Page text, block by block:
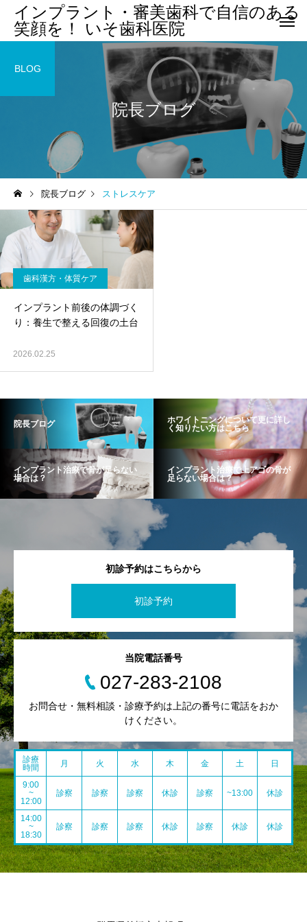
インプラント・審美歯科で自信のある
笑顔を！ いそ歯科医院
院長ブログ
BLOG
院長ブログ ストレスケア
歯科漢方・体質ケア
インプラント前後の体調づく
り：養生で整える回復の土台
2026.02.25
院長ブログ
ホワイトニングについて更に詳し
く知りたい方はこちら
インプラント治療で骨が足らない
場合は？
インプラント治療で上アゴの骨が
足らない場合は？
初診予約はこちらから
初診予約
当院電話番号
027-283-2108
お問合せ・無料相談・診療予約は上記の番号に電話をおか
けください。
診療
時間
月 火 水 木 金 土 日
9:00
~
12:00
診察 診察 診察 休診 診察 ~13:00 休診
14:00
~
18:30
診察 診察 診察 休診 診察 休診 休診